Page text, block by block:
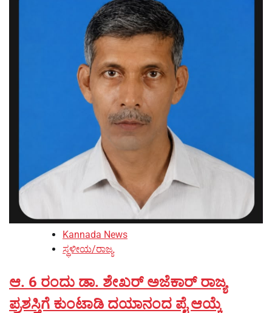
Kannada News
ಸ್ಥಳೀಯ/ರಾಜ್ಯ
ಆ. 6 ರಂದು ಡಾ. ಶೇಖರ್ ಅಜೆಕಾರ್ ರಾಜ್ಯ
ಪ್ರಶಸ್ತಿಗೆ ಕುಂಟಾಡಿ ದಯಾನಂದ ಪೈ ಆಯ್ಕೆ